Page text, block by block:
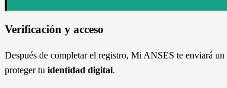
Verificación y acceso
Después de completar el registro, Mi ANSES te enviará
proteger tu identidad digital.